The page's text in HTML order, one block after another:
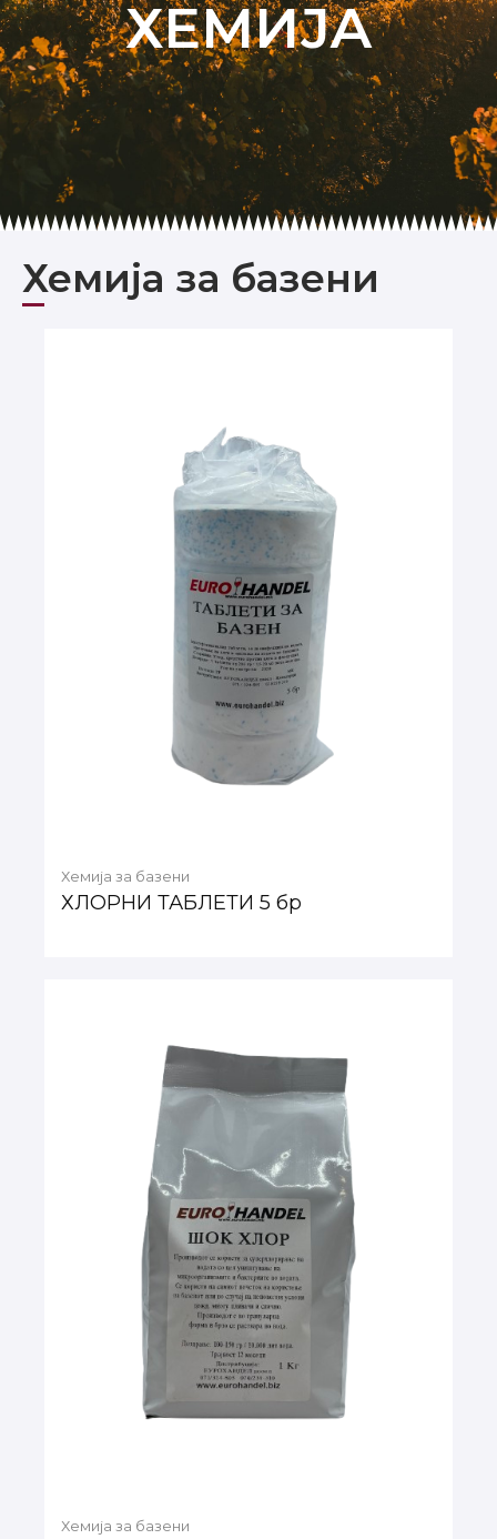
ХЕМИЈА
Хемија за базени
Хемија за базени
ХЛОРНИ ТАБЛЕТИ 5 бр
Хемија за базени